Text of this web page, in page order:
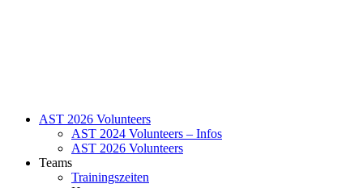
AST 2026 Volunteers
AST 2024 Volunteers – Infos
AST 2026 Volunteers
Teams
Trainingszeiten